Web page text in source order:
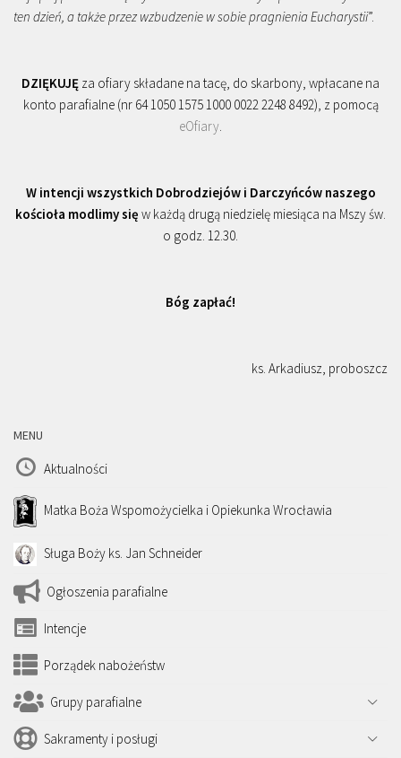
ten dzień, a także przez wzbudzenie w sobie pragnienia Eucharystii”.
DZIĘKUJĘ za ofiary składane na tacę, do skarbony, wpłacane na
konto parafialne (nr 64 1050 1575 1000 0022 2248 8492), z pomocą
eOfiary.
W intencji wszystkich Dobrodziejów i Darczyńców naszego
kościoła modlimy się w każdą drugą niedzielę miesiąca na Mszy św.
o godz. 12.30.
Bóg zapłać!
ks. Arkadiusz, proboszcz
MENU
Aktualności
Matka Boża Wspomożycielka i Opiekunka Wrocławia
Sługa Boży ks. Jan Schneider
Ogłoszenia parafialne
Intencje
Porządek nabożeństw
Grupy parafialne
Sakramenty i posługi